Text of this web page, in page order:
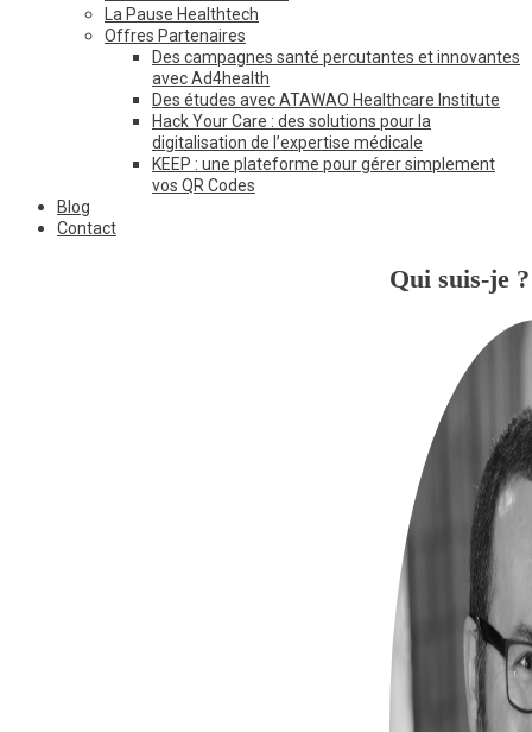
La Pause Healthtech
Offres Partenaires
Des campagnes santé percutantes et innovantes
avec Ad4health
Des études avec ATAWAO Healthcare Institute
Hack Your Care : des solutions pour la
digitalisation de l’expertise médicale
KEEP : une plateforme pour gérer simplement
vos QR Codes
Blog
Contact
Qui suis-je ?